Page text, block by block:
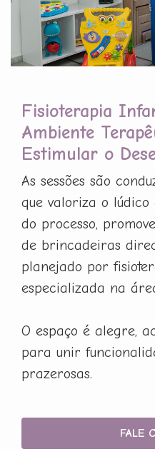
Fisioterapia
Ambiente
Estimular o
As sessões são
que valoriza o lúdico
do processo,
de brincadeiras
planejado por
especializada na
O espaço é alegre,
para unir
prazerosas.
FALE